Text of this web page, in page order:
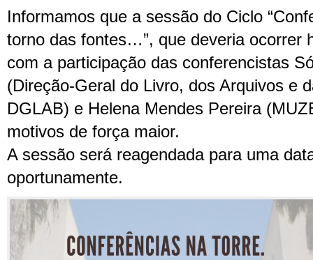
Informamos que a sessão do Ciclo
torno das fontes…”, que deveria ocorrer
com a participação das conferencistas
(Direção-Geral do Livro, dos Arquivos e
DGLAB) e Helena Mendes Pereira
motivos de força maior.
A sessão será reagendada para uma
oportunamente.